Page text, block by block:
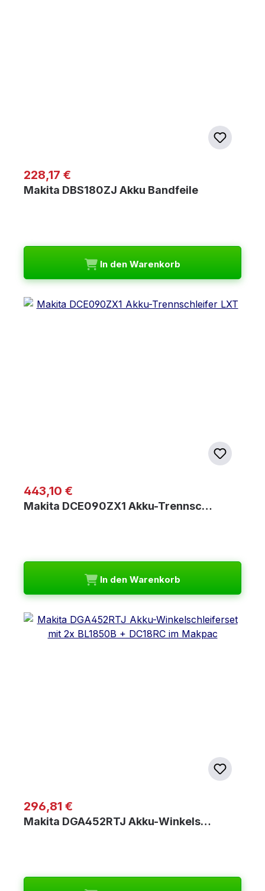
Regulärer Preis:
228,17 €
Makita DBS180ZJ Akku Bandfeile
In den Warenkorb
Regulärer Preis:
443,10 €
Makita DCE090ZX1 Akku-Trennsc…
In den Warenkorb
Regulärer Preis:
296,81 €
Makita DGA452RTJ Akku-Winkels…